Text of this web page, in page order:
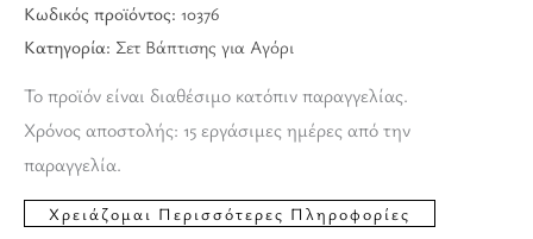
Κωδικός προϊόντος: 10376
Κατηγορία: Σετ Βάπτισης για Αγόρι
Το προϊόν είναι διαθέσιμο κατόπιν παραγγελίας.
Χρόνος αποστολής: 15 εργάσιμες ημέρες από την
παραγγελία.